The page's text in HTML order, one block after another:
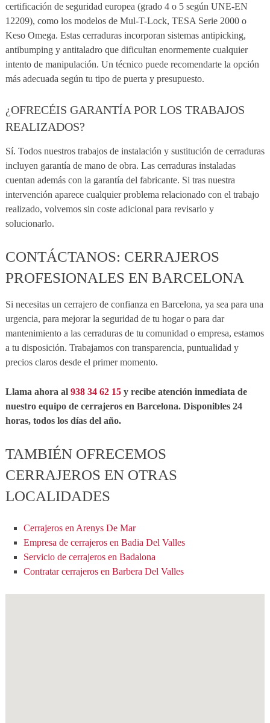
certificación de seguridad europea (grado 4 o 5 según UNE-EN
12209), como los modelos de Mul-T-Lock, TESA Serie 2000 o
Keso Omega. Estas cerraduras incorporan sistemas antipicking,
antibumping y antitaladro que dificultan enormemente cualquier
intento de manipulación. Un técnico puede recomendarte la opción
más adecuada según tu tipo de puerta y presupuesto.
¿OFRECÉIS GARANTÍA POR LOS TRABAJOS
REALIZADOS?
Sí. Todos nuestros trabajos de instalación y sustitución de cerraduras
incluyen garantía de mano de obra. Las cerraduras instaladas
cuentan además con la garantía del fabricante. Si tras nuestra
intervención aparece cualquier problema relacionado con el trabajo
realizado, volvemos sin coste adicional para revisarlo y
solucionarlo.
CONTÁCTANOS: CERRAJEROS
PROFESIONALES EN BARCELONA
Si necesitas un cerrajero de confianza en Barcelona, ya sea para una
urgencia, para mejorar la seguridad de tu hogar o para dar
mantenimiento a las cerraduras de tu comunidad o empresa, estamos
a tu disposición. Trabajamos con transparencia, puntualidad y
precios claros desde el primer momento.
Llama ahora al 938 34 62 15y recibe atención inmediata de
nuestro equipo de cerrajeros en Barcelona. Disponibles 24
horas, todos los días del año.
TAMBIÉN OFRECEMOS
CERRAJEROS EN OTRAS
LOCALIDADES
Cerrajeros en Arenys De Mar
Empresa de cerrajeros en Badia Del Valles
Servicio de cerrajeros en Badalona
Contratar cerrajeros en Barbera Del Valles